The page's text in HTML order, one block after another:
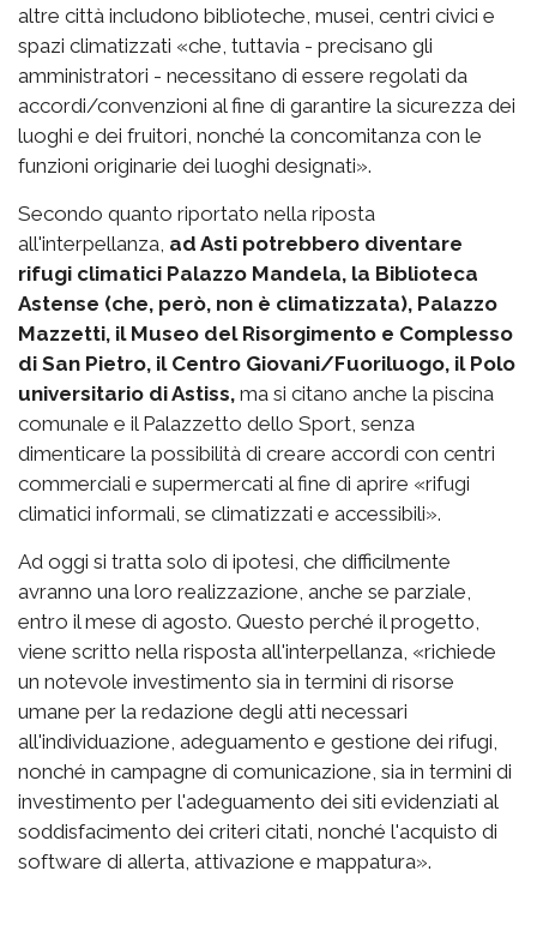
altre città includono biblioteche, musei, centri civici e
spazi climatizzati «che, tuttavia - precisano gli
amministratori - necessitano di essere regolati da
accordi/convenzioni al fine di garantire la sicurezza dei
luoghi e dei fruitori, nonché la concomitanza con le
funzioni originarie dei luoghi designati».
Secondo quanto riportato nella riposta
all'interpellanza, ad Asti potrebbero diventare
rifugi climatici Palazzo Mandela, la Biblioteca
Astense (che, però, non è climatizzata), Palazzo
Mazzetti, il Museo del Risorgimento e Complesso
di San Pietro, il Centro Giovani/Fuoriluogo, il Polo
universitario di Astiss, ma si citano anche la piscina
comunale e il Palazzetto dello Sport, senza
dimenticare la possibilità di creare accordi con centri
commerciali e supermercati al fine di aprire «rifugi
climatici informali, se climatizzati e accessibili».
Ad oggi si tratta solo di ipotesi, che difficilmente
avranno una loro realizzazione, anche se parziale,
entro il mese di agosto. Questo perché il progetto,
viene scritto nella risposta all'interpellanza, «richiede
un notevole investimento sia in termini di risorse
umane per la redazione degli atti necessari
all'individuazione, adeguamento e gestione dei rifugi,
nonché in campagne di comunicazione, sia in termini di
investimento per l'adeguamento dei siti evidenziati al
soddisfacimento dei criteri citati, nonché l'acquisto di
software di allerta, attivazione e mappatura».